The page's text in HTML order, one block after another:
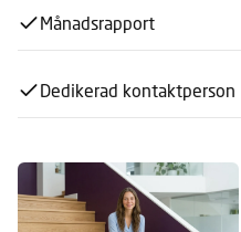
Månadsrapport
Dedikerad kontaktperson